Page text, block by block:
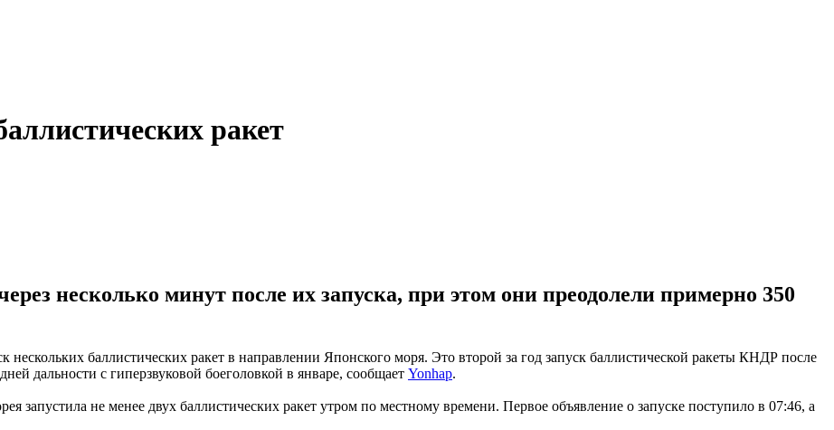
ракет
несколько минут после их запуска, при этом они преодолели примерно 350
нескольких баллистических ракет в направлении Японского моря. Это второй за год запуск баллистической ракеты КНДР после
дальности с гиперзвуковой боеголовкой в январе, сообщает Yonhap.
запустила не менее двух баллистических ракет утром по местному времени. Первое объявление о запуске поступило в 07:46, а